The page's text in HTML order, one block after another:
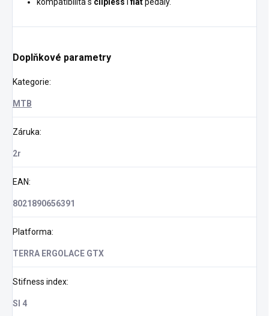
Doplňkové parametry
Kategorie:
MTB
Záruka:
2r
EAN:
8021890656391
Platforma:
TERRA ERGOLACE GTX
Stifness index:
SI 4